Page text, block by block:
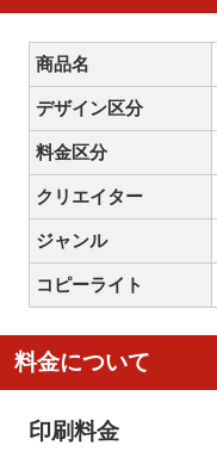
商品名
デザイン区分
料金区分
クリエイター
ジャンル
コピーライト
料金について
印刷料金